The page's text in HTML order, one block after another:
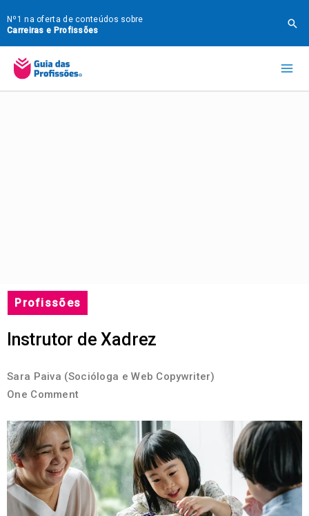
para
o
conteúdo
Nº1 na oferta de conteúdos sobre
Carreiras e Profissões
Profissões
Instrutor de Xadrez
Sara Paiva (Socióloga e Web Copywriter)
One Comment